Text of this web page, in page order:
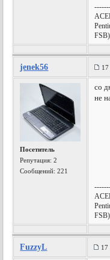
jenek56 17
Посетитель
Репутация:2
Сообщений: 221
со
не
FuzzyL 17